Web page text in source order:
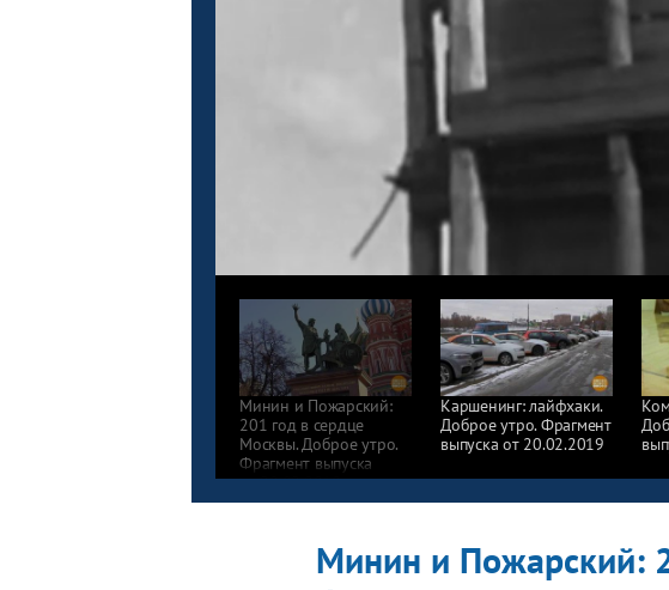
Минин и Пожарский:
201 год в сердце
Москвы. Доброе утро.
Фрагмент выпуска
от 20.02.2019
Каршенинг: лайфхаки.
Доброе утро. Фрагмент
выпуска от 20.02.2019
Минин и Пожарский: